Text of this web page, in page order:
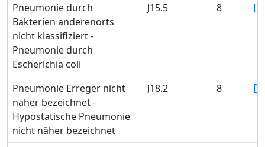
Pneumonie durch
Bakterien anderenorts
nicht klassifiziert -
Pneumonie durch
Escherichia coli
J15.5 8
Pneumonie Erreger nicht
näher bezeichnet -
Hypostatische Pneumonie
nicht näher bezeichnet
J18.2 8